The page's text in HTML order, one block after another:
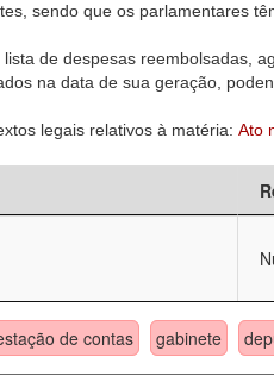
sendo que os parlamentares
de despesas reembolsadas,
na data de sua geração,
legais relativos à matéria: Ato
de contas gabinete